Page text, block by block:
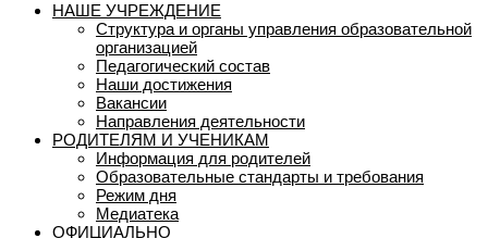
НАШЕ УЧРЕЖДЕНИЕ
Структура и органы управления образовательной
организацией
Педагогический состав
Наши достижения
Вакансии
Направления деятельности
РОДИТЕЛЯМ И УЧЕНИКАМ
Информация для родителей
Образовательные стандарты и требования
Режим дня
Медиатека
ОФИЦИАЛЬНО